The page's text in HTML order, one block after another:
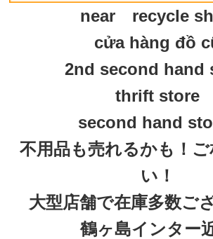
near recycle
cửa hàng đồ
2nd second hand
thrift store
second hand
不用品も売れるかも！ご
い！
大型店舗で在庫多数ご
鶴ヶ島インター